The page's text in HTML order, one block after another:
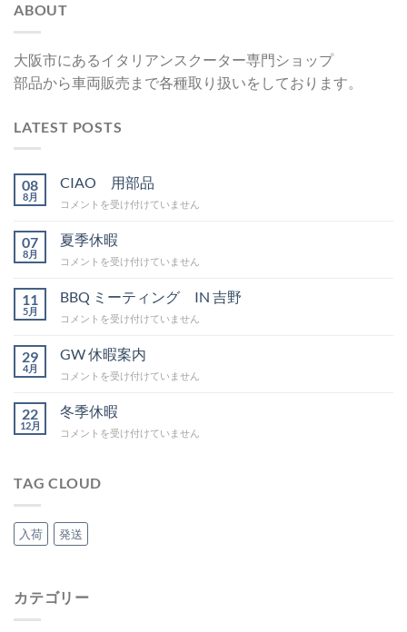
ABOUT
大阪市にあるイタリアンスクーター専門ショップ
部品から車両販売まで各種取り扱いをしております。
LATEST POSTS
08
8月
CIAO 用部品
CIAO
部
品
は
コメントを受け付けていません
07
8月
夏季休暇
夏
休
は
コメントを受け付けていません
11
5月
BBQ ミーティング IN 吉野
BBQ
ー
ィ
グ
吉
コメントを受け付けていません
29
4月
GW 休暇案内
GW
暇
案
内
コメントを受け付けていません
22
12月
冬季休暇
冬
暇
コメントを受け付けていません
TAG CLOUD
入荷 発送
カテゴリー